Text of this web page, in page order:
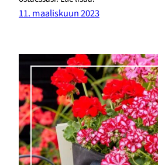
11. maaliskuun 2023